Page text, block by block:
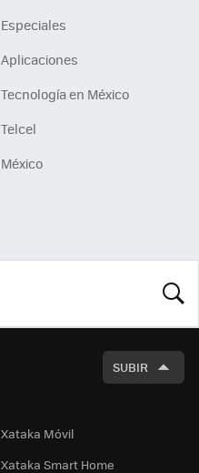
Especiales
Aplicaciones
Tecnología en México
Telcel
México
SUBIR
Xataka Móvil
Xataka Smart Home